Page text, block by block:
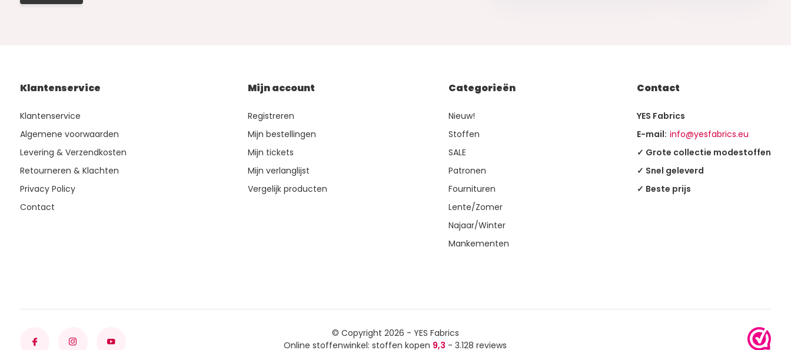
Klantenservice
Klantenservice
Algemene voorwaarden
Levering & Verzendkosten
Retourneren & Klachten
Privacy Policy
Contact
Mijn account
Registreren
Mijn bestellingen
Mijn tickets
Mijn verlanglijst
Vergelijk producten
Categorieën
Nieuw!
Stoffen
SALE
Patronen
Fournituren
Lente/Zomer
Najaar/Winter
Mankementen
Contact
YES Fabrics
E-mail: info@yesfabrics.eu
✓ Grote collectie modestoffen
✓ Snel geleverd
✓ Beste prijs
© Copyright 2026 - YES Fabrics
Online stoffenwinkel: stoffen kopen 9,3 - 3.128 reviews